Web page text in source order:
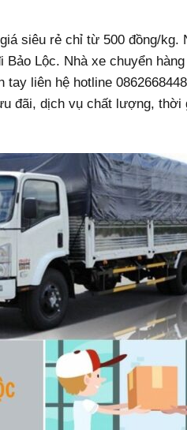
siêu rẻ chỉ từ 500 đồng/kg.
Lộc. Nhà xe chuyển
tay liên hệ hotline
đãi, dịch vụ chất lượng, thời